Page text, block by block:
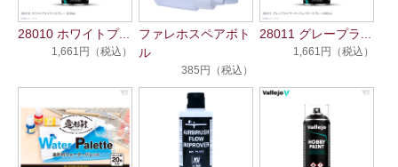
28010 ホワイトプ...
1,661円（税込）
ファレホスペアボト
ル
385円（税込）
28011 グレープラ...
1,661円（税込）